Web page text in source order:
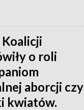
o roli
aborcji czy
kwiatów.